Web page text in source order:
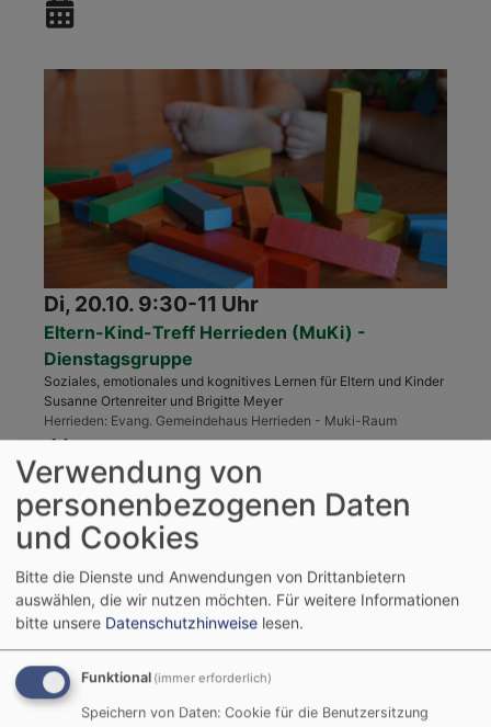
Di, 20.10. 9:30-11 Uhr
Eltern-Kind-Treff Herrieden (MuKi) -
Dienstagsgruppe
Soziales, emotionales und kognitives Lernen für Eltern und Kinder
Susanne Ortenreiter und Brigitte Meyer
Herrieden Evang. Gemeindehaus Herrieden - Muki-Raum
Verwendung von
personenbezogenen Daten
und Cookies
Bitte die Dienste und Anwendungen von Drittanbietern
auswählen, die wir nutzen möchten. Für weitere Informationen
bitte unsere Datenschutzhinweise lesen.
Funktional (immer erforderlich)
Speichern von Daten: Cookie für die Benutzersitzung